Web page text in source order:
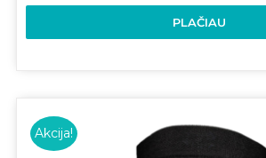
PLAČIAU
Akcija!